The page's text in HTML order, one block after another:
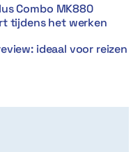
Combo MK880
tijdens het werken
ideaal voor reizen